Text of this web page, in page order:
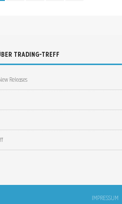
TRADING-TREFF
Releases
IMPRESSUM